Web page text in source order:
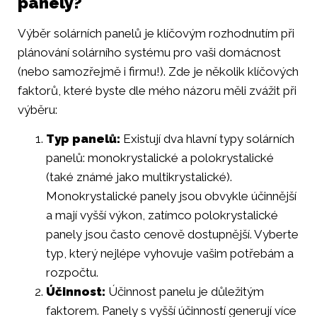
Výběr solárních panelů je klíčovým rozhodnutím při
plánování solárního systému pro vaši domácnost
(nebo samozřejmě i firmu!). Zde je několik klíčových
faktorů, které byste dle mého názoru měli zvážit při
výběru:
Typ panelů: Existují dva hlavní typy solárních
panelů: monokrystalické a polokrystalické
(také známé jako multikrystalické).
Monokrystalické panely jsou obvykle účinnější
a mají vyšší výkon, zatímco polokrystalické
panely jsou často cenově dostupnější. Vyberte
typ, který nejlépe vyhovuje vašim potřebám a
rozpočtu.
Účinnost: Účinnost panelu je důležitým
faktorem. Panely s vyšší účinností generují více